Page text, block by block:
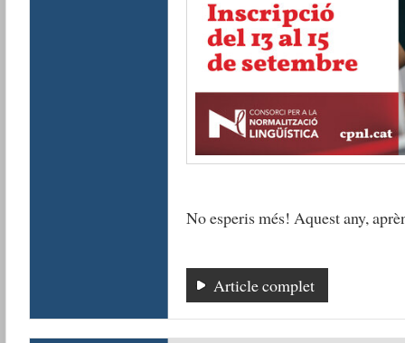
No esperis més! Aquest any,
Article complet